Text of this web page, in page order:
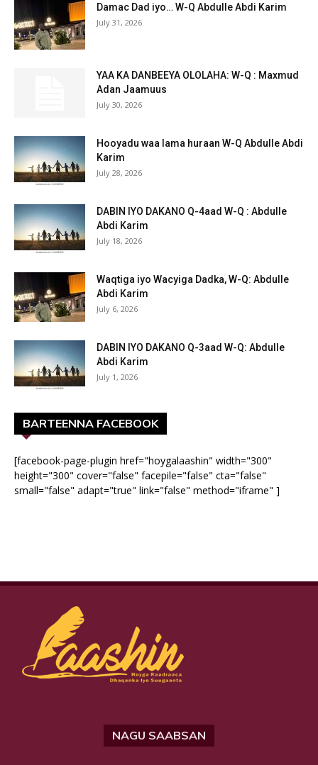
Damac Dad iyo… W-Q Abdulle Abdi Karim
July 31, 2026
YAA KA DANBEEYA OLOLAHA: W-Q : Maxmud
Adan Jaamuus
July 30, 2026
Hooyadu waa lama huraan W-Q Abdulle Abdi
Karim
July 28, 2026
DABIN IYO DAKANO Q-4aad W-Q : Abdulle
Abdi Karim
July 18, 2026
Waqtiga iyo Wacyiga Dadka, W-Q: Abdulle
Abdi Karim
July 6, 2026
DABIN IYO DAKANO Q-3aad W-Q: Abdulle
Abdi Karim
July 1, 2026
BARTEENNA FACEBOOK
[facebook-page-plugin href="hoygalaashin" width="300"
height="300" cover="false" facepile="false" cta="false"
small="false" adapt="true" link="false" method="iframe" ]
NAGU SAABSAN